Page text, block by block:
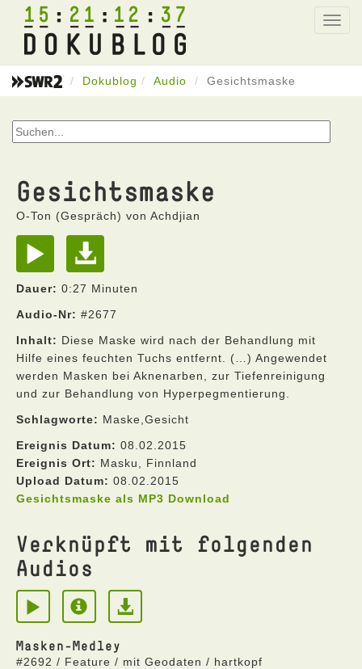
15 21 12 37
Dokublog Audio Gesichtsmaske
Gesichtsmaske
O-Ton (Gespräch) von Achdjian
Dauer: 0:27 Minuten
Audio-Nr: #2677
Inhalt: Diese Maske wird nach der Behandlung mit
Hilfe eines feuchten Tuchs entfernt. (…) Angewendet
werden Masken bei Aknenarben, zur Tiefenreinigung
und zur Behandlung von Hyperpegmentierung.
Schlagworte: Maske,Gesicht
Ereignis Datum: 08.02.2015
Ereignis Ort: Masku, Finnland
Upload Datum: 08.02.2015
Gesichtsmaske als MP3 Download
Verknüpft mit folgenden
Audios
Masken-Medley
#2692 / Feature / mit Geodaten / hartkopf